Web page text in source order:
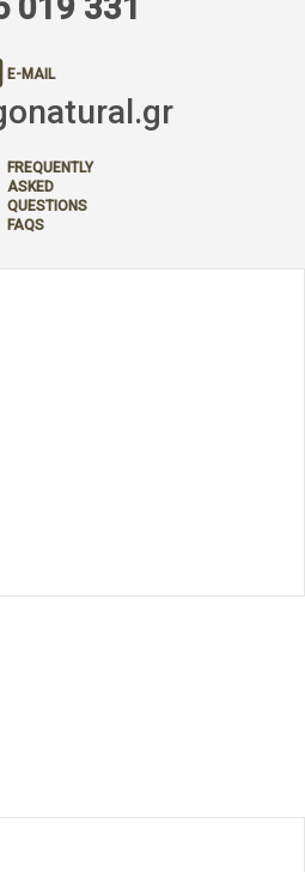
019 331
E-MAIL
FREQUENTLY
ASKED
QUESTIONS
FAQS